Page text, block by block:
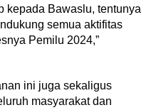
kepada Bawaslu, tentunya
semua aktifitas
Pemilu 2024,”
ini juga sekaligus
masyarakat dan